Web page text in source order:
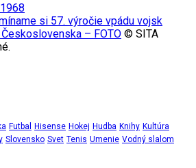
si 57. výročie vpádu vojsk
– FOTO © SITA
Futbal Hisense Hokej Hudba Knihy Kultúra
Slovensko Svet Tenis Umenie Vodný slalom